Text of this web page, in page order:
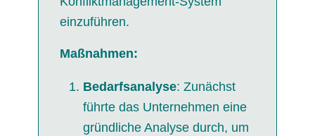
einzuführen.
Maßnahmen:
Bedarfsanalyse: Zunächst
führte das Unternehmen eine
gründliche Analyse durch, um